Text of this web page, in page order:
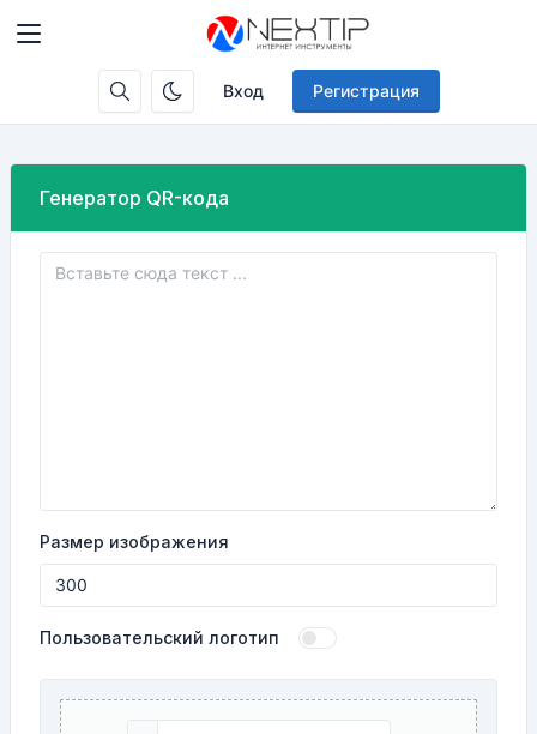
Вход Регистрация
Генератор QR-кода
Размер изображения
Пользовательский логотип